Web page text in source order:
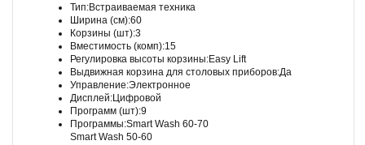
Тип:Встраиваемая техника
Ширина (см):60
Корзины (шт):3
Вместимость (комп):15
Регулировка высоты корзины:Easy Lift
Выдвижная корзина для столовых приборов:Да
Управление:Электронное
Дисплей:Цифровой
Программ (шт):9
Программы:Smart Wash 60-70
Smart Wash 50-60